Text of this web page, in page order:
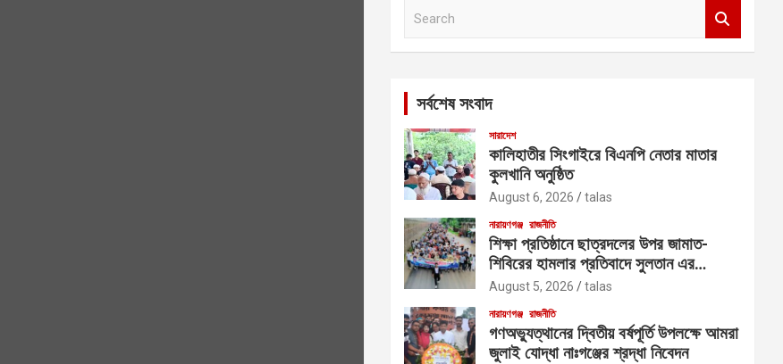
সর্বশেষ সংবাদ
সারাদেশ
কালিহাতীর সিংগাইরে বিএনপি নেতার মাতার
কুলখানি অনুষ্ঠিত
August 6, 2026 talas
নারায়ণগঞ্জ রাজনীতি
শিক্ষা প্রতিষ্ঠানে ছাত্রদলের উপর জামাত-
শিবিরের হামলার প্রতিবাদে সুলতান এর
নেতৃত্বে বিক্ষোভ
August 5, 2026 talas
নারায়ণগঞ্জ রাজনীতি
গণঅভ্যুত্থানের দ্বিতীয় বর্ষপূর্তি উপলক্ষে আমরা
জুলাই যোদ্ধা নাঃগঞ্জের শ্রদ্ধা নিবেদন